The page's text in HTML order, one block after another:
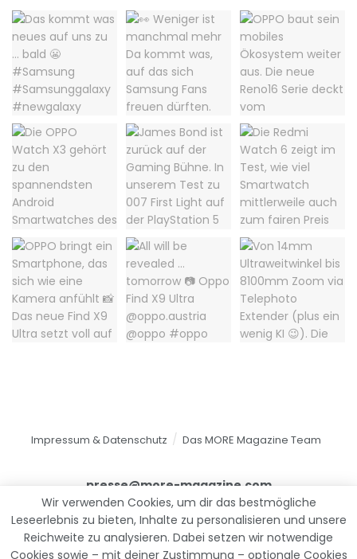
Impressum & Datenschutz Das MORE Magazine Team
presse@more-magazine.com
© 2025MORE Magazine
Wir verwenden Cookies, um dir das bestmögliche
Leseerlebnis zu bieten, Inhalte zu personalisieren und unsere
Reichweite zu analysieren. Dabei setzen wir notwendige
Cookies sowie – mit deiner Zustimmung – optionale Cookies